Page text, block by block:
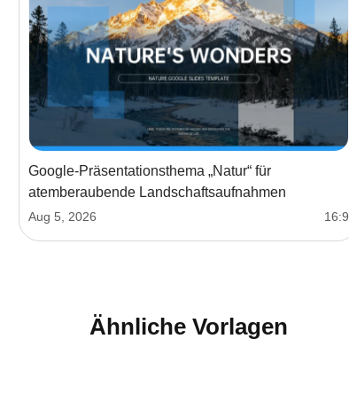
Google‑Präsentationsthema „Natur“ für
atemberaubende Landschaftsaufnahmen
Aug 5, 2026 16:9
Ähnliche Vorlagen